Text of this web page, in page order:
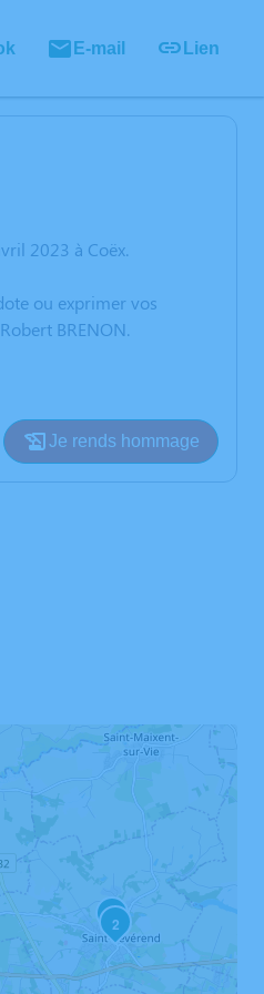
E-mail Lien
2023 à Coëx.
ou exprimer vos
BRENON.
Je rends hommage
2
3